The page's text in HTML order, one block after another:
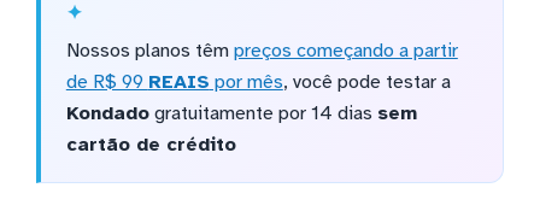
Nossos planos têm preços começando a partir
de R$ 99 REAIS por mês, você pode testar a
Kondadogratuitamente por 14 dias sem
cartão de crédito